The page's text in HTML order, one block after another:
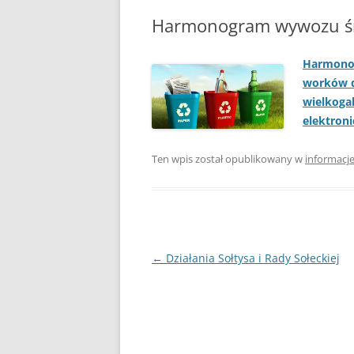
PLAN ODNOWY
ZAKŁAD USŁUG
SCHRONISKO W
Harmonogram wywozu
worków
Ten wpis został opublikowany w informacje
Nawigacja
← Działania Sołtysa i Rady Sołeckiej